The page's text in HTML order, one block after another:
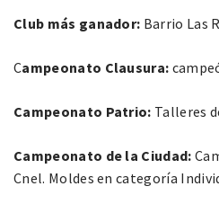
Club más ganador: Barrio Las
Campeonato Clausura:
Campeonato Patrio: Talleres
Campeonato de la Ciudad:
Cnel. Moldes en categoría